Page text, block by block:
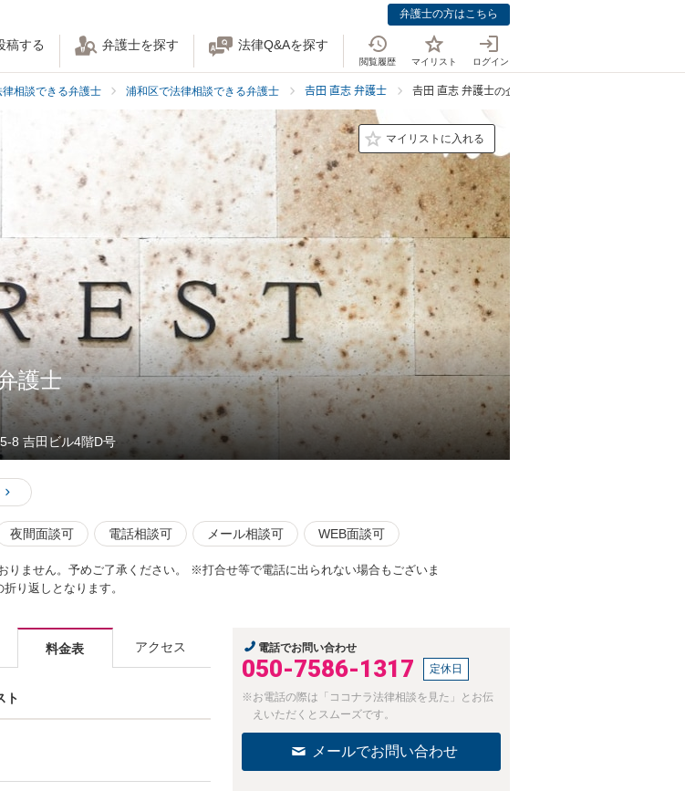
弁護士の方はこちら
稿する 弁護士を探す 法律Q&Aを探す
閲覧履歴 マイリスト ログイン
相談できる弁護士 浦和区で法律相談できる弁護士 𠮷田 直志 弁護士 𠮷田 直志 弁護士の企業法務の料金表
マイリストに入れる
護士
8 吉田ビル4階D号
夜間面談可 電話相談可 メール相談可 WEB面談可
りません。予めご了承ください。 ※打合せ等で電話に出られない場合もございま
り返しとなります。
料金表 アクセス
ト
電話でお問い合わせ
050-7586-1317 定休日
※お電話の際は「ココナラ法律相談を見た」とお伝
えいただくとスムーズです。
メールでお問い合わせ